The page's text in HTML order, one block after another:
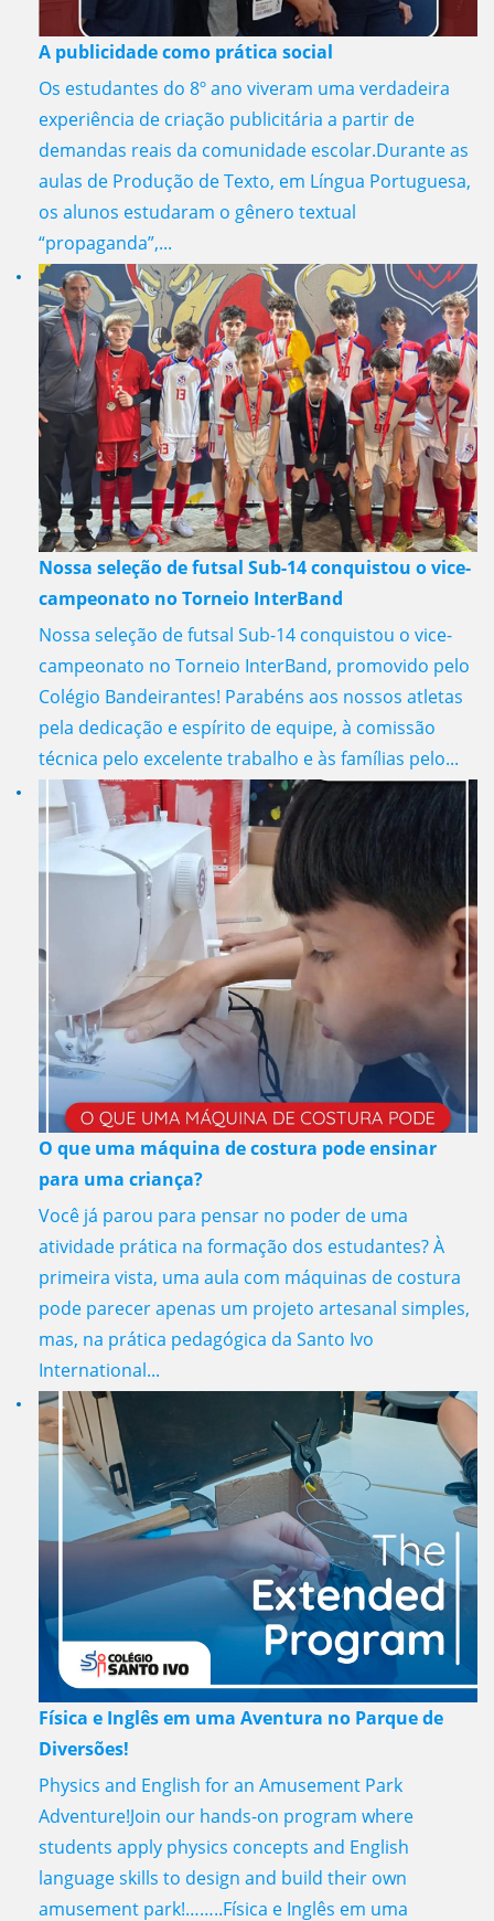
A publicidade como prática social
Os estudantes do 8º ano viveram uma verdadeira
experiência de criação publicitária a partir de
demandas reais da comunidade escolar.Durante as
aulas de Produção de Texto, em Língua Portuguesa,
os alunos estudaram o gênero textual
“propaganda”,...
Nossa seleção de futsal Sub-14 conquistou o vice-
campeonato no Torneio InterBand
Nossa seleção de futsal Sub-14 conquistou o vice-
campeonato no Torneio InterBand, promovido pelo
Colégio Bandeirantes! Parabéns aos nossos atletas
pela dedicação e espírito de equipe, à comissão
técnica pelo excelente trabalho e às famílias pelo...
O que uma máquina de costura pode ensinar
para uma criança?
Você já parou para pensar no poder de uma
atividade prática na formação dos estudantes? À
primeira vista, uma aula com máquinas de costura
pode parecer apenas um projeto artesanal simples,
mas, na prática pedagógica da Santo Ivo
International...
Física e Inglês em uma Aventura no Parque de
Diversões!
Physics and English for an Amusement Park
Adventure!Join our hands-on program where
students apply physics concepts and English
language skills to design and build their own
amusement park!……..Física e Inglês em uma